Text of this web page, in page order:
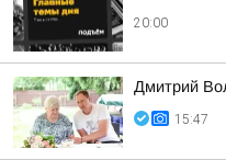
20:00
Дмитрий
15:47